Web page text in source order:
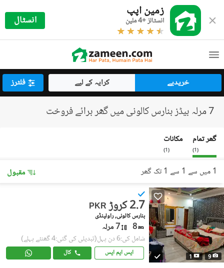
زمین اپپ
انسٹالز +4 ملین انسٹال
خریدیے کرایہ کے لیے فلٹرز
7 مرلہ بیڈز بنارس کالونی میں گھر برائے فروخت
گھر تمام
(
1
)
مکانات
(
1
)
1 میں سے 1 سے 1 تک گھر مقبول
9
1
PKR 2.7 کروڑ
بنارس کالونی, راولپنڈی
8 7 مرلہ
شامل کی:6 دن پہل (تبدیلی کی گئی:4 گھنٹے پہلے)
ایس ایم ایس کال